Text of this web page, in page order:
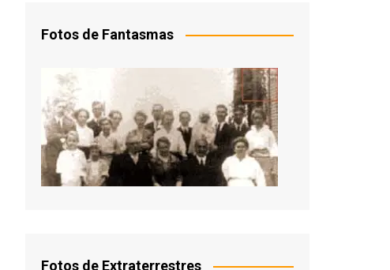
Fotos de Fantasmas
Fotos de Extraterrestres